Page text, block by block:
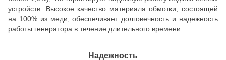
устройств. Высокое качество материала обмотки, состоящей
на 100% из меди, обеспечивает долговечность и надежность
работы генератора в течение длительного времени.
Надежность